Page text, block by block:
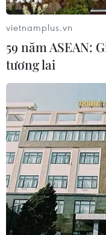
Bình Dương:
vietnamplus.vn
59 năm ASEAN:
tương lai